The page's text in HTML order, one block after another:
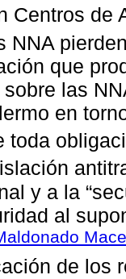
Centros de
NNA
que
las
en
toda
y a la
al
de los